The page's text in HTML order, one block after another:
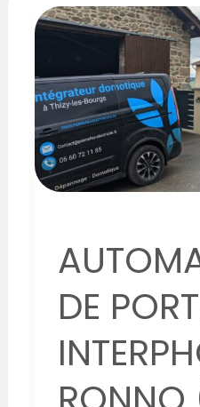
DE
DE
PORTAIL
INTERPHONIE
A
RONNO
(69)